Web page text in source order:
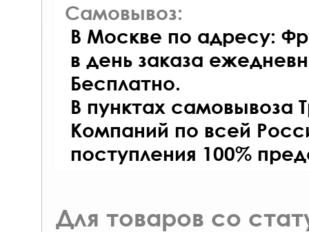
Самовывоз:
В Москве по адресу:
в день заказа
Бесплатно.
В пунктах самовывоза
Компаний по всей
поступления 100%
Для товаров со